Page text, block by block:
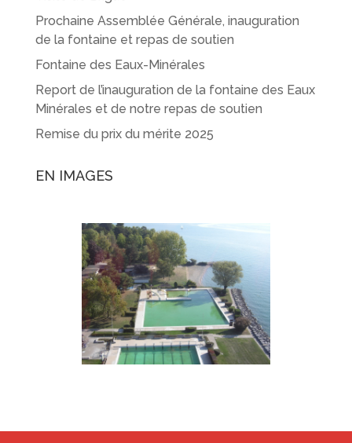
Prochaine Assemblée Générale, inauguration
de la fontaine et repas de soutien
Fontaine des Eaux-Minérales
Report de l’inauguration de la fontaine des Eaux
Minérales et de notre repas de soutien
Remise du prix du mérite 2025
EN IMAGES